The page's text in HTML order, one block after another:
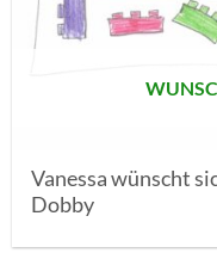
Vanessa wünscht
Dobby